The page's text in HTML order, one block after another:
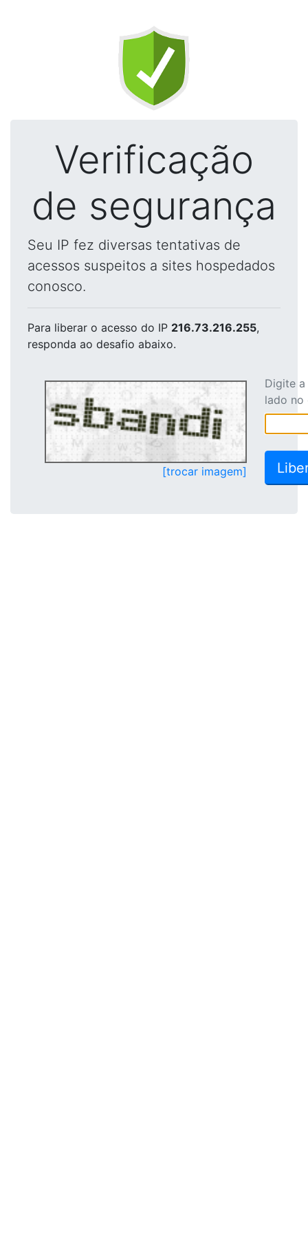
Verificação
de segurança
Seu IP fez diversas tentativas de
acessos suspeitos a sites hospedados
conosco.
Para liberar o acesso do IP 216.73.216.255,
responda ao desafio abaixo.
[trocar imagem]
Digite
lado no